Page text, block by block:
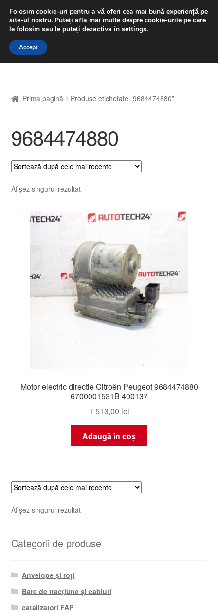
LIVRARE de la 33 lei
luni-vineri 9 a.m. - 4 p.m.031 229 6816
Sari
Sari
A lua legatura
Contul meu
Coș
Despre noi
Finalizare comandă
Livrare în toată lumea
Termeni si conditii
Prima pagină Produse etichetate „9684474880”
9684474880
Afișez singurul rezultat
Motor electric directie Citroën Peugeot 9684474880
6700001531B 400137
1 513,00 lei
Adaugă în coș
Afișez singurul rezultat
Categorii de produse
Anvelope și roți
Bare de tracțiune și cabluri
catalizatori FAP
Folosim cookie-uri pentru a vă oferi cea mai bună experiență pe
site-ul nostru. Puteți afla mai multe despre cookie-urile pe care
le folosim sau le puteți dezactiva în settings.
Accept